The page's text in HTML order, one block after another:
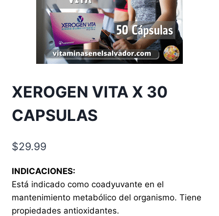
XEROGEN VITA X 30
CAPSULAS
$29.99
INDICACIONES:
Está indicado como coadyuvante en el
mantenimiento metabólico del organismo. Tiene
propiedades antioxidantes.